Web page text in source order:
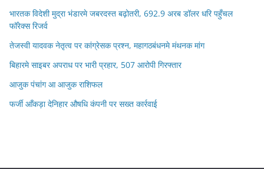
भारतक विदेशी मुद्रा भंडारमे जबरदस्त बढ़ोतरी, 692.9 अरब डॉलर धरि पहुँचल
फॉरेक्स रिजर्व
तेजस्वी यादवक नेतृत्व पर कांग्रेसक प्रश्न, महागठबंधनमे मंथनक मांग
बिहारमे साइबर अपराध पर भारी प्रहार, 507 आरोपी गिरफ्तार
आजुक पंचांग आ आजुक राशिफल
फर्जी आँकड़ा देनिहार औषधि कंपनी पर सख्त कार्रवाई